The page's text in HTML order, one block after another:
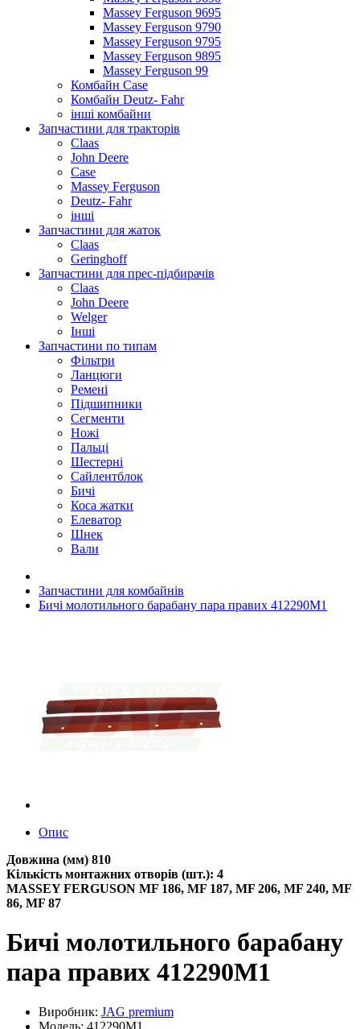
Massey Ferguson 9695
Massey Ferguson 9790
Massey Ferguson 9795
Massey Ferguson 9895
Massey Ferguson 99
Комбайн Case
Комбайн Deutz- Fahr
інші комбайни
Запчастини для тракторів
Claas
John Deere
Case
Massey Ferguson
Deutz- Fahr
інші
Запчастини для жаток
Claas
Geringhoff
Запчастини для прес-підбирачів
Claas
John Deere
Welger
Інші
Запчастини по типам
Фільтри
Ланцюги
Ремені
Підшипники
Сегменти
Ножі
Пальці
Шестерні
Сайлентблок
Бичі
Коса жатки
Елеватор
Шнек
Вали
Запчастини для комбайнів
Бичі молотильного барабану пара правих 412290M1
Опис
Довжина (мм) 810
Кількість монтажних отворів (шт.): 4
MASSEY FERGUSON MF 186, MF 187, MF 206, MF 240, MF
86, MF 87
Бичі молотильного барабану
пара правих 412290M1
Виробник: JAG premium
Модель: 412290M1